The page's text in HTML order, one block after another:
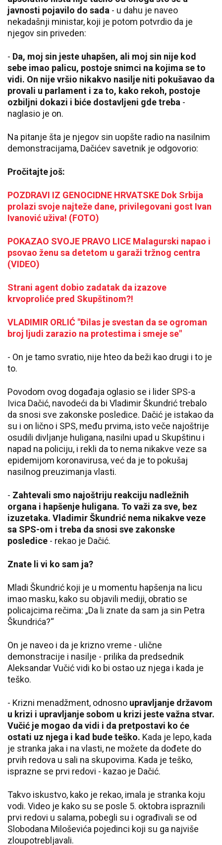
javnosti pojavilo do sada - u dahu je naveo
nekadašnji ministar, koji je potom potvrdio da je
njegov sin priveden:
- Da, moj sin jeste uhapšen, ali moj sin nije kod
sebe imao palicu, postoje snimci na kojima se to
vidi. On nije vršio nikakvo nasilje niti pokušavao da
provali u parlament i za to, kako rekoh, postoje
ozbiljni dokazi i biće dostavljeni gde treba -
naglasio je on.
Na pitanje šta je njegov sin uopšte radio na nasilnim
demonstracijama, Dačićev savetnik je odgovorio:
Pročitajte još:
POZDRAVI IZ GENOCIDNE HRVATSKE Dok Srbija
prolazi svoje najteže dane, privilegovani gost Ivan
Ivanović uživa! (FOTO)
POKAZAO SVOJE PRAVO LICE Malagurski napao i
psovao ženu sa detetom u garaži tržnog centra
(VIDEO)
Strani agent dobio zadatak da izazove
krvoproliće pred Skupštinom?!
VLADIMIR ORLIĆ "Đilas je svestan da se ogroman
broj ljudi zarazio na protestima i smeje se"
- On je tamo svratio, nije hteo da beži kao drugi i to je
to.
Povodom ovog događaja oglasio se i lider SPS-a
Ivica Dačić, navodeći da bi Vladimir Škundrić trebalo
da snosi sve zakonske posledice. Dačić je istakao da
su i on lično i SPS, među prvima, isto veče najoštrije
osudili divljanje huligana, nasilni upad u Skupštinu i
napad na policiju, i rekli da to nema nikakve veze sa
epidemijom koronavirusa, već da je to pokušaj
nasilnog preuzimanja vlasti.
- Zahtevali smo najoštriju reakciju nadležnih
organa i hapšenje huligana. To važi za sve, bez
izuzetaka. Vladimir Škundrić nema nikakve veze
sa SPS-om i treba da snosi sve zakonske
posledice - rekao je Dačić.
Znate li vi ko sam ja?
Mladi Škundrić koji je u momentu hapšenja na licu
imao masku, kako su objavili mediji, obratio se
policajcima rečima: „Da li znate da sam ja sin Petra
Škundrića?“
On je naveo i da je krizno vreme - ulične
demonstracije i nasilje - prilika da predsednik
Aleksandar Vučić vidi ko bi ostao uz njega i kada je
teško.
- Krizni menadžment, odnosno upravljanje državom
u krizi i upravljanje sobom u krizi jeste važna stvar.
Vučić je mogao da vidi i da pretpostavi ko će
ostati uz njega i kad bude teško. Kada je lepo, kada
je stranka jaka i na vlasti, ne možete da dođete do
prvih redova u sali na skupovima. Kada je teško,
isprazne se prvi redovi - kazao je Dačić.
Takvo iskustvo, kako je rekao, imala je stranka koju
vodi. Video je kako su se posle 5. oktobra ispraznili
prvi redovi u salama, pobegli su i ograđivali se od
Slobodana Miloševića pojedinci koji su ga najviše
zloupotrebljavali.